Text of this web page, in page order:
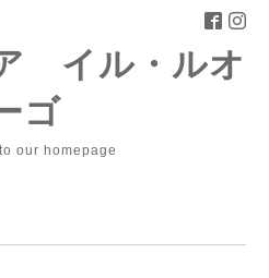
イル・ルオ
ゴ
our homepage